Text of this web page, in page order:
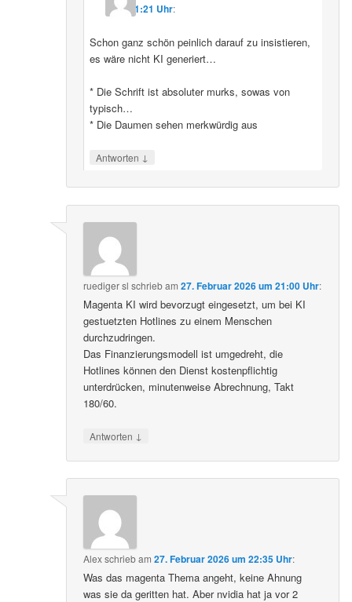
11:21 Uhr:
Schon ganz schön peinlich darauf zu insistieren,
es wäre nicht KI generiert…
* Die Schrift ist absoluter murks, sowas von
typisch…
* Die Daumen sehen merkwürdig aus
Antworten ↓
ruediger sl schriebam27. Februar 2026 um 21:00 Uhr:
Magenta KI wird bevorzugt eingesetzt, um bei KI
gestuetzten Hotlines zu einem Menschen
durchzudringen.
Das Finanzierungsmodell ist umgedreht, die
Hotlines können den Dienst kostenpflichtig
unterdrücken, minutenweise Abrechnung, Takt
180/60.
Antworten ↓
Alexschriebam27. Februar 2026 um 22:35 Uhr:
Was das magenta Thema angeht, keine Ahnung
was sie da geritten hat. Aber nvidia hat ja vor 2